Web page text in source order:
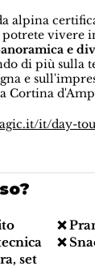
alpina
vivere
e
di più sulla
e
Cortina
it/day-
set
❌
❌